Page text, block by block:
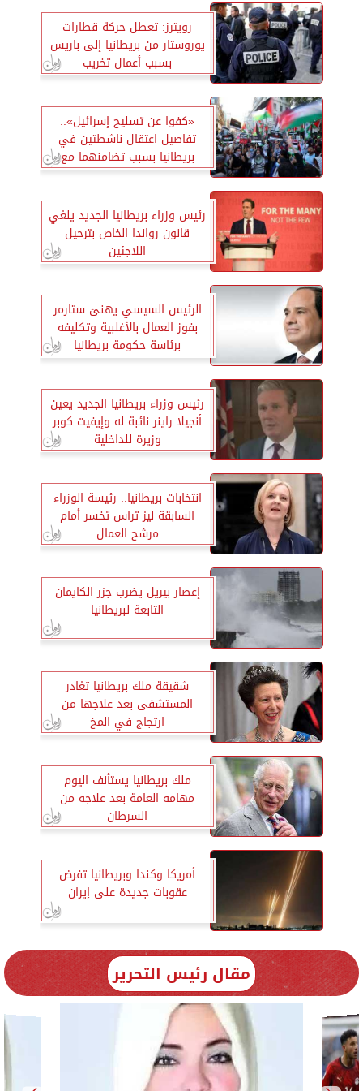
رويترز: تعطل حركة قطارات
يوروستار من بريطانيا إلى باريس
بسبب أعمال تخريب
«كفوا عن تسليح إسرائيل»..
تفاصيل اعتقال ناشطتين في
بريطانيا بسبب تضامنهما مع
الفلسطينيين
رئيس وزراء بريطانيا الجديد يلغي
قانون رواندا الخاص بترحيل
اللاجئين
الرئيس السيسي يهنئ ستارمر
بفوز العمال بالأغلبية وتكليفه
برئاسة حكومة بريطانيا
رئيس وزراء بريطانيا الجديد يعين
أنجيلا راينر نائبة له وإيفيت كوبر
وزيرة للداخلية
انتخابات بريطانيا.. رئيسة الوزراء
السابقة ليز تراس تخسر أمام
مرشح العمال
إعصار بيريل يضرب جزر الكايمان
التابعة لبريطانيا
شقيقة ملك بريطانيا تغادر
المستشفى بعد علاجها من
ارتجاج في المخ
ملك بريطانيا يستأنف اليوم
مهامه العامة بعد علاجه من
السرطان
أمريكا وكندا وبريطانيا تفرض
عقوبات جديدة على إيران
مقال رئيس التحرير